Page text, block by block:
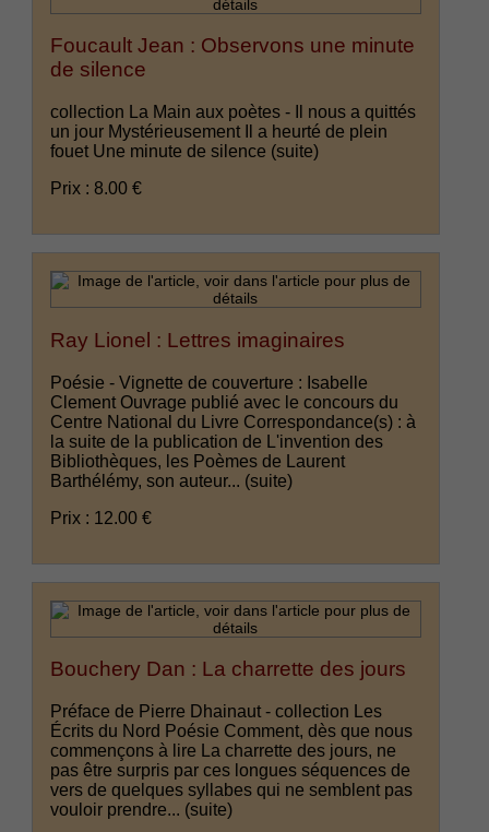
Foucault Jean : Observons une minute
de silence
collection La Main aux poètes - Il nous a quittés
un jour Mystérieusement Il a heurté de plein
fouet Une minute de silence (suite)
Prix : 8.00 €
Ray Lionel : Lettres imaginaires
Poésie - Vignette de couverture : Isabelle
Clement Ouvrage publié avec le concours du
Centre National du Livre Correspondance(s) : à
la suite de la publication de L'invention des
Bibliothèques, les Poèmes de Laurent
Barthélémy, son auteur... (suite)
Prix : 12.00 €
Bouchery Dan : La charrette des jours
Préface de Pierre Dhainaut - collection Les
Écrits du Nord Poésie Comment, dès que nous
commençons à lire La charrette des jours, ne
pas être surpris par ces longues séquences de
vers de quelques syllabes qui ne semblent pas
vouloir prendre... (suite)